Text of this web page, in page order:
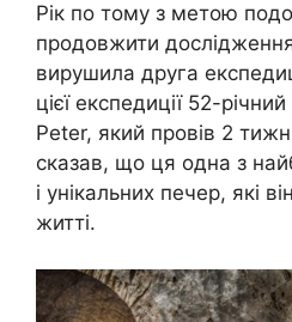
Рік по тому з метою
продовжити
вирушила друга
цієї експедиції 52-
Peter, який провів 2
сказав, що ця одна з
і унікальних печер, які
житті.